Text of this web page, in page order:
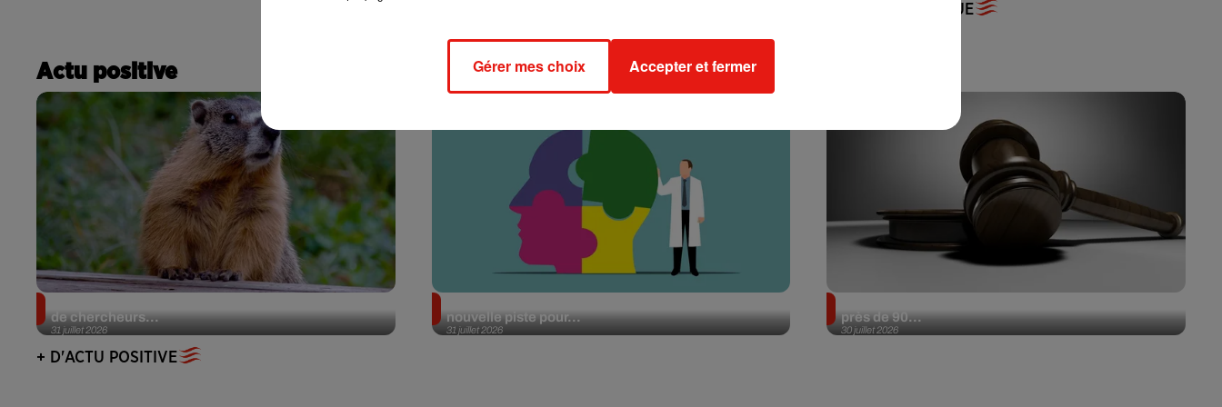
+ DE MUSIQUE
Actu positive
31 juillet 2026
de chercheurs...
31 juillet 2026
nouvelle piste pour...
30 juillet 2026
près de 90...
+ D'ACTU POSITIVE
Gérer mes choix Accepter et fermer